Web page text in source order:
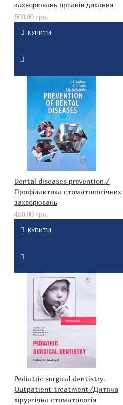
захворювань органів дихання
500.00 грн.
КУПИТИ
Dental diseases prevention./
Профілактика стоматологічних
захворювань
480.00 грн.
КУПИТИ
Pediatric surgical dentistry.
Outpatient treatment/Дитяча
хірургічна стоматологія